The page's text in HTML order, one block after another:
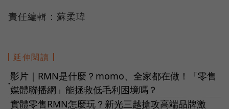
責任編輯：蘇柔瑋
延伸閱讀
●
影片｜RMN是什麼？momo、全家都在做！「零售
媒體聯播網」能拯救低毛利困境嗎？
實體零售RMN怎麼玩？新光三越搶攻高端品牌激